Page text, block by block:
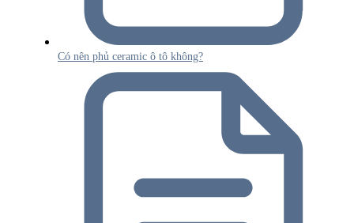
Có nên phủ ceramic ô tô không?